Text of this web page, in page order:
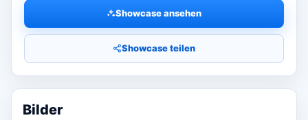
Showcase ansehen
Showcase teilen
Bilder